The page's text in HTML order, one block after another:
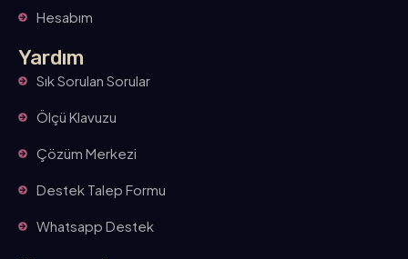
Hesabım
Yardım
Sık Sorulan Sorular
Ölçü Klavuzu
Çözüm Merkezi
Destek Talep Formu
Whatsapp Destek